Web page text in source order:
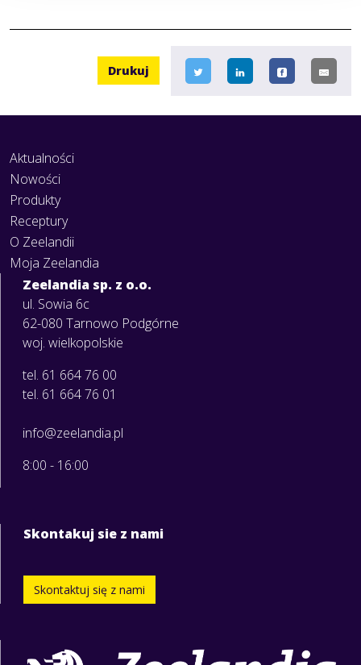
Drukuj
Aktualności
Nowości
Produkty
Receptury
O Zeelandii
Moja Zeelandia
Zeelandia sp. z o.o.
ul. Sowia 6c
62-080 Tarnowo Podgórne
woj. wielkopolskie
tel. 61 664 76 00
tel. 61 664 76 01
info@zeelandia.pl
8:00 - 16:00
Skontakuj sie z nami
Skontaktuj się z nami